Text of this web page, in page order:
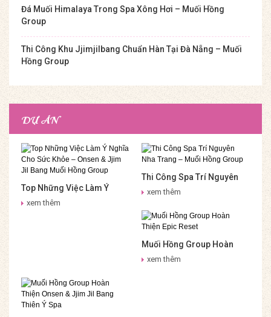
Đá Muối Himalaya Trong Spa Xông Hơi – Muối Hồng
Group
Thi Công Khu Jjimjilbang Chuẩn Hàn Tại Đà Nẵng – Muối
Hồng Group
DỰ ÁN
Top Những Việc Làm Ý
Nghĩa Cho Sức Khỏe –
xem thêm
Thi Công Spa Trí Nguyên
Nha Trang – Muối Hồng
xem thêm
Muối Hồng Group Hoàn
Thiện Epic Reset
xem thêm